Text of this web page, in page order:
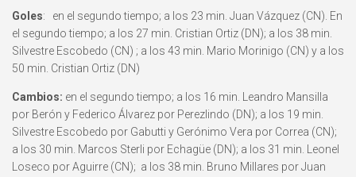
Goles: en el segundo tiempo; a los 23 min. Juan Vázquez (CN). En
el segundo tiempo; a los 27 min. Cristian Ortiz (DN); a los 38 min.
Silvestre Escobedo (CN) ; a los 43 min. Mario Morinigo (CN) y a los
50 min. Cristian Ortiz (DN)
Cambios: en el segundo tiempo; a los 16 min. Leandro Mansilla
por Berón y Federico Álvarez por Perezlindo (DN); a los 19 min.
Silvestre Escobedo por Gabutti y Gerónimo Vera por Correa (CN);
a los 30 min. Marcos Sterli por Echagüe (DN); a los 31 min. Leonel
Loseco por Aguirre (CN); a los 38 min. Bruno Millares por Juan